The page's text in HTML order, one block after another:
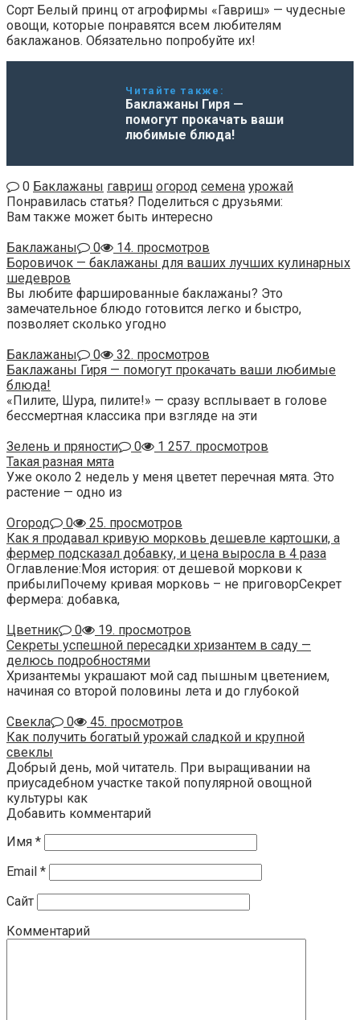
Сорт Белый принц от агрофирмы «Гавриш» — чудесные
овощи, которые понравятся всем любителям
баклажанов. Обязательно попробуйте их!
Читайте также:
Баклажаны Гиря —
помогут прокачать ваши
любимые блюда!
0 Баклажаны гавриш огород семена урожай
Понравилась статья? Поделиться с друзьями:
Вам также может быть интересно
Баклажаны
0
14. просмотров
Боровичок — баклажаны для ваших лучших кулинарных
шедевров
Вы любите фаршированные баклажаны? Это
замечательное блюдо готовится легко и быстро,
позволяет сколько угодно
Баклажаны
0
32. просмотров
Баклажаны Гиря — помогут прокачать ваши любимые
блюда!
«Пилите, Шура, пилите!» — сразу всплывает в голове
бессмертная классика при взгляде на эти
Зелень и пряности
0
1 257. просмотров
Такая разная мята
Уже около 2 недель у меня цветет перечная мята. Это
растение — одно из
Огород
0
25. просмотров
Как я продавал кривую морковь дешевле картошки, а
фермер подсказал добавку, и цена выросла в 4 раза
Оглавление:Моя история: от дешевой моркови к
прибылиПочему кривая морковь – не приговорСекрет
фермера: добавка,
Цветник
0
19. просмотров
Секреты успешной пересадки хризантем в саду —
делюсь подробностями
Хризантемы украшают мой сад пышным цветением,
начиная со второй половины лета и до глубокой
Свекла
0
45. просмотров
Как получить богатый урожай сладкой и крупной
свеклы
Добрый день, мой читатель. При выращивании на
приусадебном участке такой популярной овощной
культуры как
Добавить комментарий
Имя *
Email *
Сайт
Комментарий